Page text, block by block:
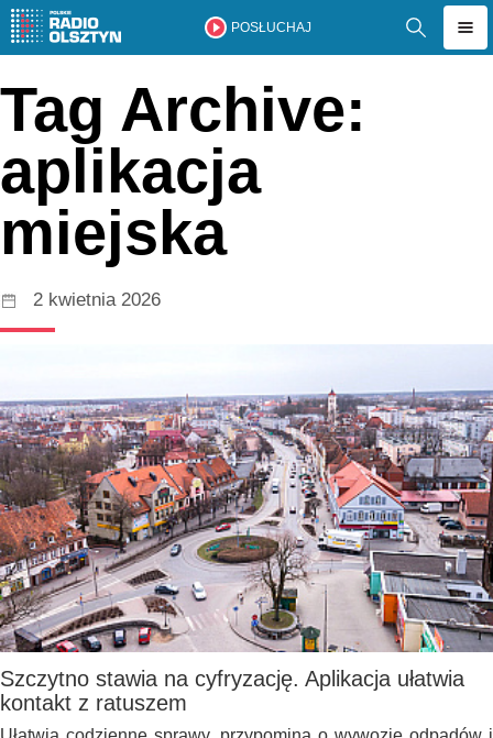
POSŁUCHAJ
Tag Archive:
aplikacja
miejska
2 kwietnia 2026
Szczytno stawia na cyfryzację. Aplikacja ułatwia
kontakt z ratuszem